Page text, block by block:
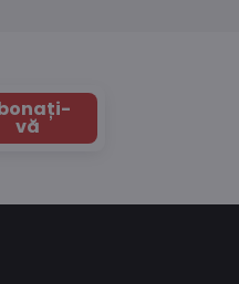
vă